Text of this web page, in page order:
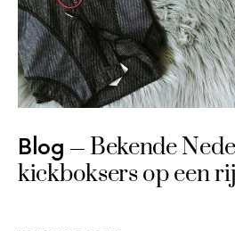
Blog
Bekende
kickboksers op een